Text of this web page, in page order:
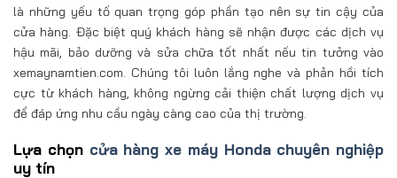
là những yếu tố quan trọng góp phần tạo nên sự tin cậy của
cửa hàng. Đặc biệt quý khách hàng sẽ nhận được các dịch vụ
hậu mãi, bảo dưỡng và sửa chữa tốt nhất nếu tin tưởng vào
xemaynamtien.com. Chúng tôi luôn lắng nghe và phản hồi tích
cực từ khách hàng, không ngừng cải thiện chất lượng dịch vụ
để đáp ứng nhu cầu ngày càng cao của thị trường.
Lựa chọn cửa hàng xe máy Honda chuyên nghiệp
uy tín